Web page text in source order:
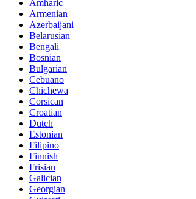
Amharic
Armenian
Azerbaijani
Belarusian
Bengali
Bosnian
Bulgarian
Cebuano
Chichewa
Corsican
Croatian
Dutch
Estonian
Filipino
Finnish
Frisian
Galician
Georgian